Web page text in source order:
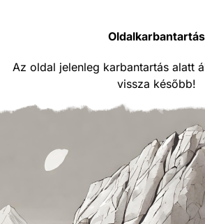
Oldalkarbantartás
Az oldal jelenleg karbantartás alatt
vissza később!